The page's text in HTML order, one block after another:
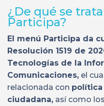
¿De qué se
Participa?
El menú Participa da
Resolución 1519 de
Tecnologías de la
Comunicaciones, el
relacionada con
ciudadana, así como